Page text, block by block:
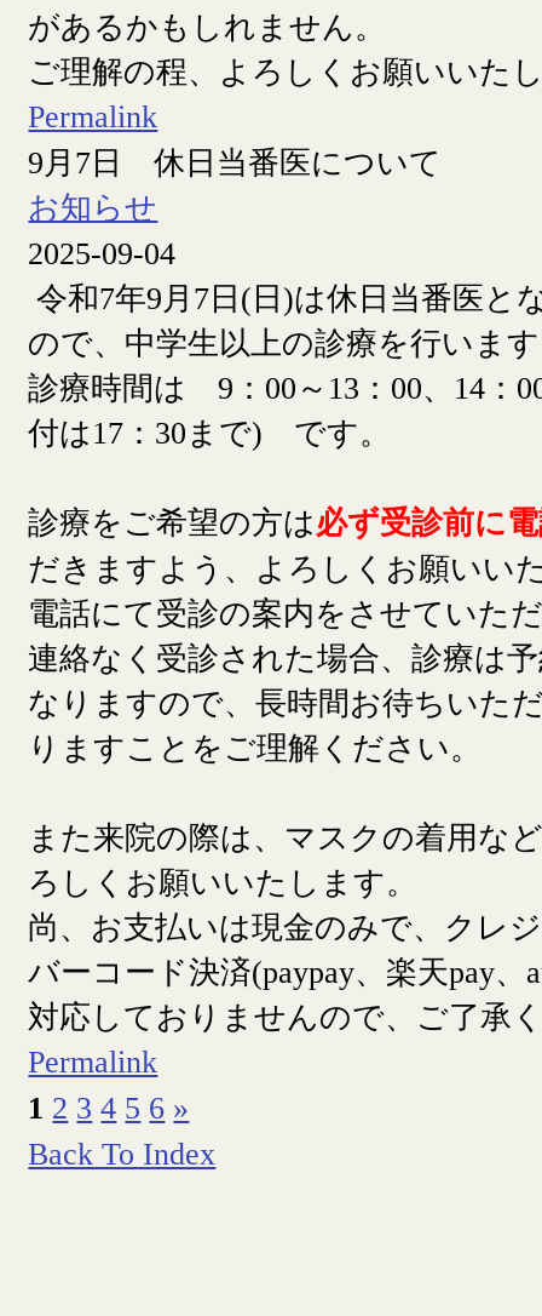
があるかもしれません。
ご理解の程、よろしくお願いいた
Permalink
9月7日 休日当番医について
お知らせ
2025-09-04
令和7年9月7日(日)は休日当番医と
ので、中学生以上の診療を行います
診療時間は 9：00～13：00、14：
付は17：30まで) です。
診療をご希望の方は必ず受診前に
だきますよう、よろしくお願いい
電話にて受診の案内をさせていた
連絡なく受診された場合、診療は
なりますので、長時間お待ちいた
りますことをご理解ください。
また来院の際は、マスクの着用な
ろしくお願いいたします。
尚、お支払いは現金のみで、クレ
バーコード決済(paypay、楽天pay、
対応しておりませんので、ご了承
Permalink
1 2 3 4 5 6 »
Back To Index